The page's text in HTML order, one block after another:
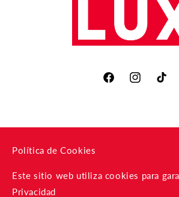
Política de Cookies
Este sitio web utiliza cookies para
Privacidad
FacebookInstagramTikTok